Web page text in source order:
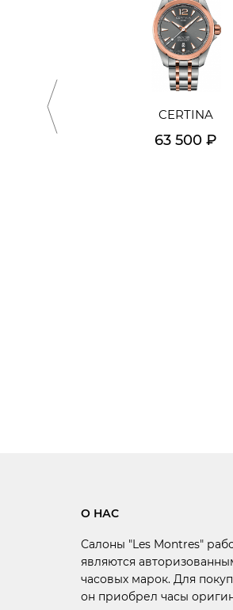
CERTINA
63 500 ₽
О НАС
Салоны "Les Montres"
являются
часовых марок. Для
он приобрел часы